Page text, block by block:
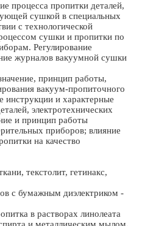
процесса пропитки деталей,
сушкой в специальных
с технологической
сушки и пропитки по
Регулирование
журналов вакуумной сушки
принцип работы,
вакуум-пропиточного
инструкции и характерные
электротехнических
и принцип работы
приборов; влияние
на качество
текстолит, гетинакс,
с бумажным диэлектриком -
в растворах линолеата